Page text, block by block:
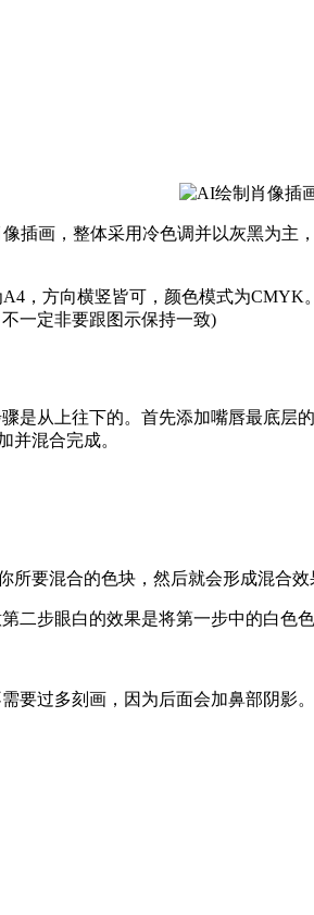
插画，整体采用冷色调并以灰黑为
，方向横竖皆可，颜色模式为
一定非要跟图示保持一致)
是从上往下的。首先添加嘴唇最底
并混合完成。
要混合的色块，然后就会形成混合效
二步眼白的效果是将第一步中的白
要过多刻画，因为后面会加鼻部阴影。